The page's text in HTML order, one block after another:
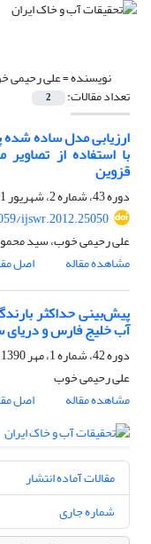
نویسنده =علی رحیمی
تعداد مقالات: 2
ارزیابی مدل ساده شده
با استفاده از
قزوین
دوره 43، شماره 2، شهریور 1391، صفحه
ijswr.2012.25050
علی رحیمی خوب، سید
مشاهده مقاله
اصل
پیش‌بینی حداکثر
آب خلیج فارس و دریای
دوره 42، شماره 1، مهر 1390، صفحه
علی رحیمی خوب
مشاهده مقاله
اصل
مقالات آماده انتشار
شماره جاری